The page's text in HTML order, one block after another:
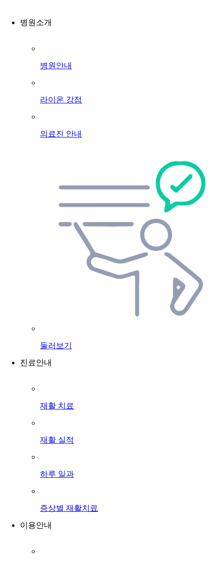
병원소개
병원안내
라이온 강점
의료진 안내
둘러보기
진료안내
재활 치료
재활 실적
하루 일과
증상별 재활치료
이용안내